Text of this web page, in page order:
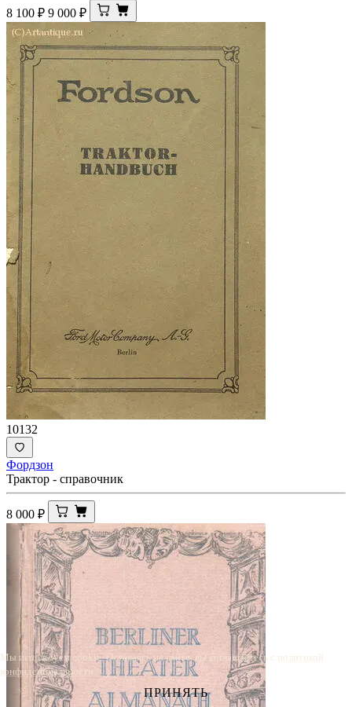
8 100 ₽ 9 000 ₽
10132
Фордзон
Трактор - справочник
8 000 ₽
Мы используем cookie. Оставаясь на сайте, вы соглашаетесь с политикой
конфиденциальности
ПРИНЯТЬ